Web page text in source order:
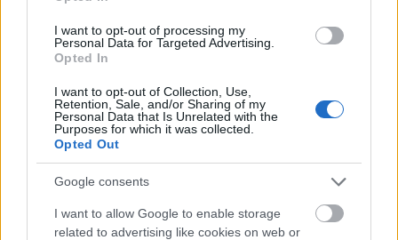
I want to opt-out of processing my
Personal Data for Targeted Advertising.
Opted In
I want to opt-out of Collection, Use,
Retention, Sale, and/or Sharing of my
Personal Data that Is Unrelated with the
Purposes for which it was collected.
Opted Out
Google consents
I want to allow Google to enable storage
related to advertising like cookies on web or
Felépítünk egy ideiglenes hidat! Már beszéltem is
Szekér manóval, a seregünk vezetőjével. Szorgos
katonáink felépítik nekünk a hidat. És nem is fog
többe kerülni ... 25 aranynál.
A 23 dolgos-szorgos-adózó manó nem hitt a fülének.
Az 50 aranyból 125 arany lett? És mindezt az ő
adójukból?
A 23 dolgos-szorgos-adózó manó pedig mi mást
tehetett volna, reggel felkelt, és elindult dolgozni,
Strabatka manónak,
Sky manónakmeg Gyogyó manónakis ...